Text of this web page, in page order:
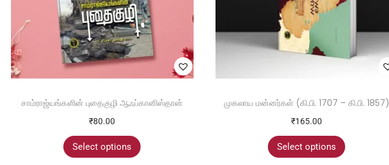
சாம்ராஜ்யங்களின் புதைகுழி ஆஃப்கானிஸ்தான்
₹80.00
Select options
முகலாய மன்னர்கள் (கி.பி. 1707 – கி.பி. 1857)
₹165.00
Select options